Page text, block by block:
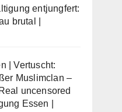
entjungfert:
brutal |
| Vertuscht:
Muslimclan –
uncensored
Essen |